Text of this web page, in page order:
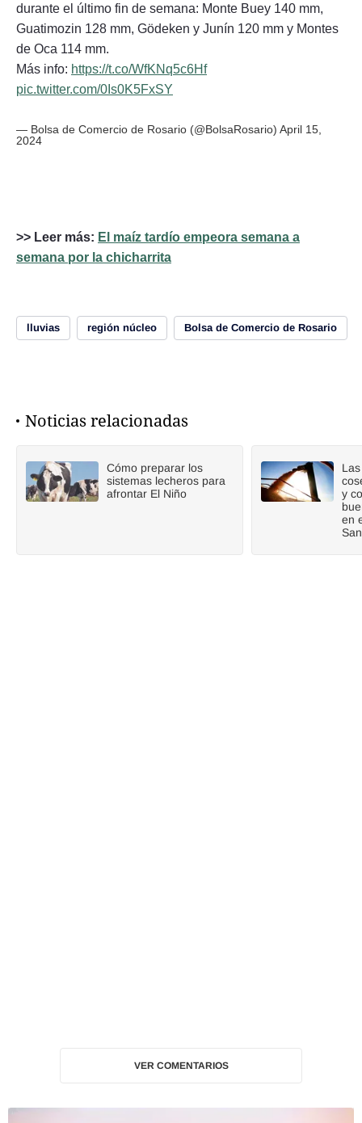
durante el último fin de semana: Monte Buey 140 mm,
Guatimozin 128 mm, Gödeken y Junín 120 mm y Montes
de Oca 114 mm.
Más info: https://t.co/WfKNq5c6Hf
pic.twitter.com/0Is0K5FxSY
— Bolsa de Comercio de Rosario (@BolsaRosario) April 15,
2024
>> Leer más: El maíz tardío empeora semana a
semana por la chicharrita
lluvias región núcleo Bolsa de Comercio de Rosario
Noticias relacionadas
Cómo preparar los
sistemas lecheros para
afrontar El Niño
y
en
VER COMENTARIOS